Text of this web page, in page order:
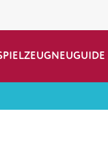
NEUGUIDE